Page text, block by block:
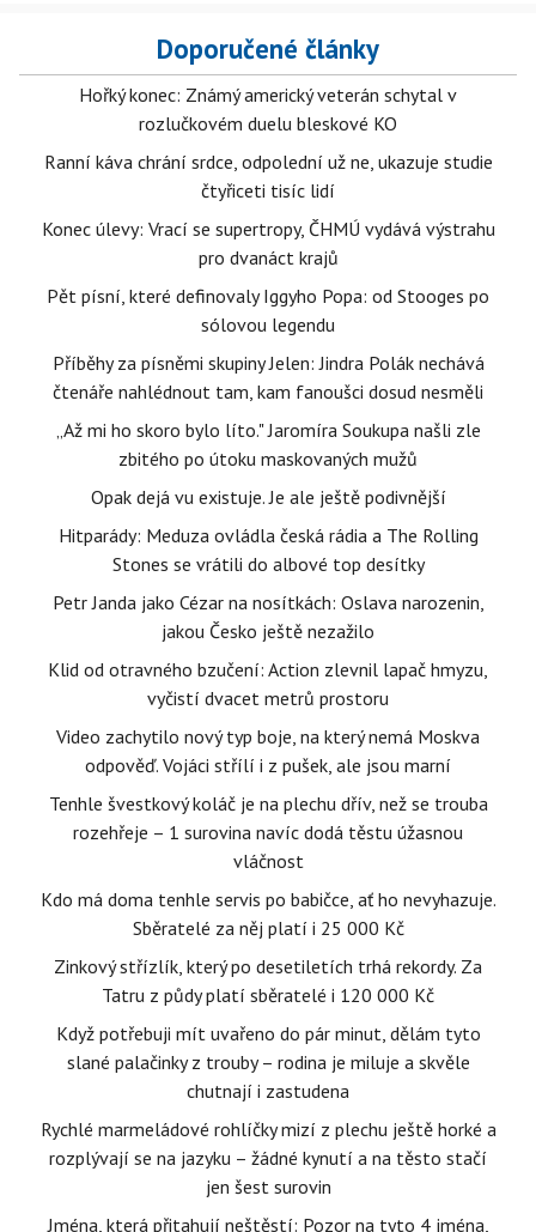
Doporučené články
Hořký konec: Známý americký veterán schytal v
rozlučkovém duelu bleskové KO
Ranní káva chrání srdce, odpolední už ne, ukazuje studie
čtyřiceti tisíc lidí
Konec úlevy: Vrací se supertropy, ČHMÚ vydává výstrahu
pro dvanáct krajů
Pět písní, které definovaly Iggyho Popa: od Stooges po
sólovou legendu
Příběhy za písněmi skupiny Jelen: Jindra Polák nechává
čtenáře nahlédnout tam, kam fanoušci dosud nesměli
„Až mi ho skoro bylo líto." Jaromíra Soukupa našli zle
zbitého po útoku maskovaných mužů
Opak dejá vu existuje. Je ale ještě podivnější
Hitparády: Meduza ovládla česká rádia a The Rolling
Stones se vrátili do albové top desítky
Petr Janda jako Cézar na nosítkách: Oslava narozenin,
jakou Česko ještě nezažilo
Klid od otravného bzučení: Action zlevnil lapač hmyzu,
vyčistí dvacet metrů prostoru
Video zachytilo nový typ boje, na který nemá Moskva
odpověď. Vojáci střílí i z pušek, ale jsou marní
Tenhle švestkový koláč je na plechu dřív, než se trouba
rozehřeje – 1 surovina navíc dodá těstu úžasnou
vláčnost
Kdo má doma tenhle servis po babičce, ať ho nevyhazuje.
Sběratelé za něj platí i 25 000 Kč
Zinkový střízlík, který po desetiletích trhá rekordy. Za
Tatru z půdy platí sběratelé i 120 000 Kč
Když potřebuji mít uvařeno do pár minut, dělám tyto
slané palačinky z trouby – rodina je miluje a skvěle
chutnají i zastudena
Rychlé marmeládové rohlíčky mizí z plechu ještě horké a
rozplývají se na jazyku – žádné kynutí a na těsto stačí
jen šest surovin
Jména, která přitahují neštěstí: Pozor na tyto 4 jména,